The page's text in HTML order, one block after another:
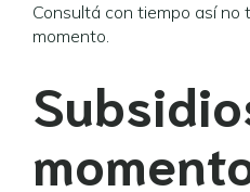
Consultá con tiempo así no
momento.